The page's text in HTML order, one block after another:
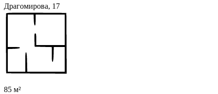
Драгомирова, 17
85 м²